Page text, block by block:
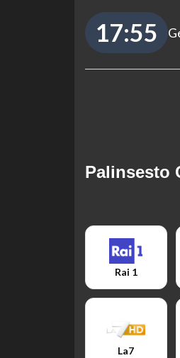
17:55
Palinsesto
Rai 1
La7